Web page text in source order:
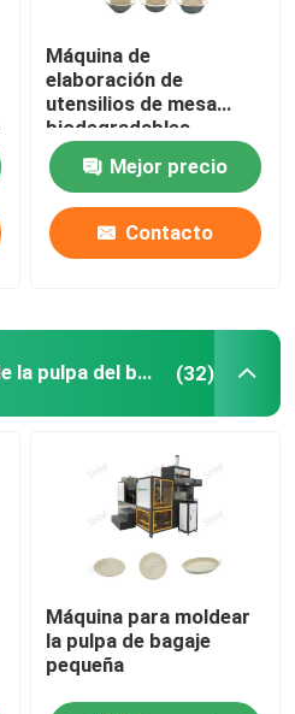
Máquina de
elaboración de
utensilios de mesa
biodegradables
Máquina de
termoformado de
pulpa de papel
Mejor precio
Contacto
Máquina de moldear de la pulpa del bagazo (32)
Máquina para moldear
la pulpa de bagaje
pequeña